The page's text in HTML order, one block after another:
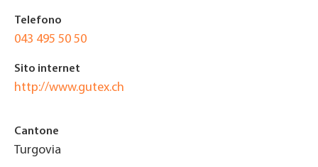
Telefono
043 495 50 50
Sito internet
http://www.gutex.ch
Cantone
Turgovia